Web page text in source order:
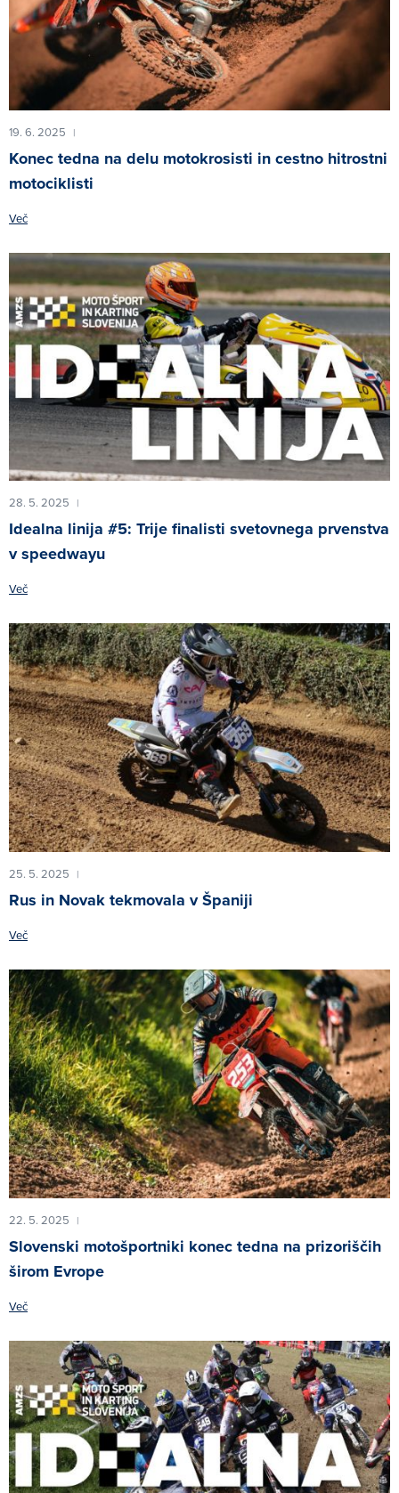
19. 6. 2025 |
Konec tedna na delu motokrosisti in cestno hitrostni
motociklisti
Več
28. 5. 2025 |
Idealna linija #5: Trije finalisti svetovnega prvenstva
v speedwayu
Več
25. 5. 2025 |
Rus in Novak tekmovala v Španiji
Več
22. 5. 2025 |
Slovenski motošportniki konec tedna na prizoriščih
širom Evrope
Več